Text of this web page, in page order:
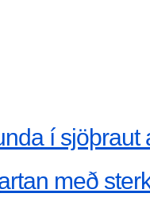
í sjöþraut
með